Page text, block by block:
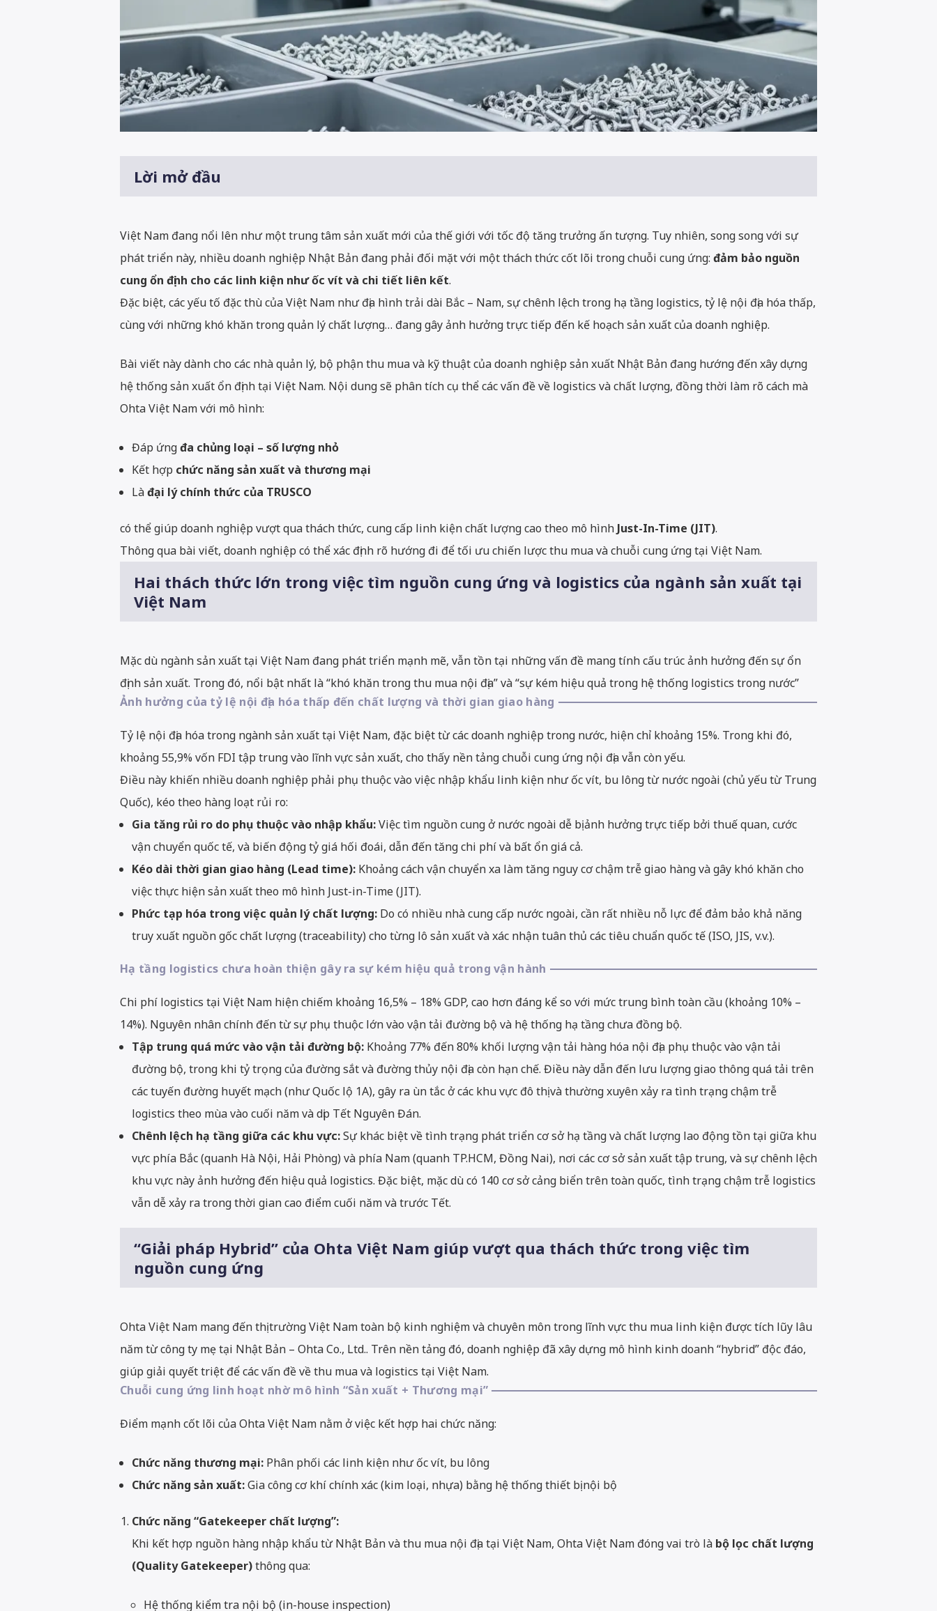
Lời mở đầu
Việt Nam đang nổi lên như một trung tâm sản xuất mới của thế giới với tốc độ tăng trưởng ấn tượng. Tuy nhiên, song song với sự
phát triển này, nhiều doanh nghiệp Nhật Bản đang phải đối mặt với một thách thức cốt lõi trong chuỗi cung ứng: đảm bảo nguồn
cung ổn định cho các linh kiện như ốc vít và chi tiết liên kết.
Đặc biệt, các yếu tố đặc thù của Việt Nam như địa hình trải dài Bắc – Nam, sự chênh lệch trong hạ tầng logistics, tỷ lệ nội địa hóa thấp,
cùng với những khó khăn trong quản lý chất lượng… đang gây ảnh hưởng trực tiếp đến kế hoạch sản xuất của doanh nghiệp.
Bài viết này dành cho các nhà quản lý, bộ phận thu mua và kỹ thuật của doanh nghiệp sản xuất Nhật Bản đang hướng đến xây dựng
hệ thống sản xuất ổn định tại Việt Nam. Nội dung sẽ phân tích cụ thể các vấn đề về logistics và chất lượng, đồng thời làm rõ cách mà
Ohta Việt Nam với mô hình:
Đáp ứngđa chủng loại – số lượng nhỏ
Kết hợp chức năng sản xuất và thương mại
Làđại lý chính thức của TRUSCO
có thể giúp doanh nghiệp vượt qua thách thức, cung cấp linh kiện chất lượng cao theo mô hình Just-In-Time (JIT).
Thông qua bài viết, doanh nghiệp có thể xác định rõ hướng đi để tối ưu chiến lược thu mua và chuỗi cung ứng tại Việt Nam.
Hai thách thức lớn trong việc tìm nguồn cung ứng và logistics của ngành sản xuất tại
Việt Nam
Mặc dù ngành sản xuất tại Việt Nam đang phát triển mạnh mẽ, vẫn tồn tại những vấn đề mang tính cấu trúc ảnh hưởng đến sự ổn
định sản xuất. Trong đó, nổi bật nhất là “khó khăn trong thu mua nội địa” và “sự kém hiệu quả trong hệ thống logistics trong nước”
Ảnh hưởng của tỷ lệ nội địa hóa thấp đến chất lượng và thời gian giao hàng
Tỷ lệ nội địa hóa trong ngành sản xuất tại Việt Nam, đặc biệt từ các doanh nghiệp trong nước, hiện chỉ khoảng 15%. Trong khi đó,
khoảng 55,9% vốn FDI tập trung vào lĩnh vực sản xuất, cho thấy nền tảng chuỗi cung ứng nội địa vẫn còn yếu.
Điều này khiến nhiều doanh nghiệp phải phụ thuộc vào việc nhập khẩu linh kiện như ốc vít, bu lông từ nước ngoài (chủ yếu từ Trung
Quốc), kéo theo hàng loạt rủi ro:
Gia tăng rủi ro do phụ thuộc vào nhập khẩu:Việc tìm nguồn cung ở nước ngoài dễ bị ảnh hưởng trực tiếp bởi thuế quan, cước
vận chuyển quốc tế, và biến động tỷ giá hối đoái, dẫn đến tăng chi phí và bất ổn giá cả.
Kéo dài thời gian giao hàng (Lead time): Khoảng cách vận chuyển xa làm tăng nguy cơ chậm trễ giao hàng và gây khó khăn cho
việc thực hiện sản xuất theo mô hình Just-in-Time (JIT).
Phức tạp hóa trong việc quản lý chất lượng: Do có nhiều nhà cung cấp nước ngoài, cần rất nhiều nỗ lực để đảm bảo khả năng
truy xuất nguồn gốc chất lượng (traceability) cho từng lô sản xuất và xác nhận tuân thủ các tiêu chuẩn quốc tế (ISO, JIS, v.v.).
Hạ tầng logistics chưa hoàn thiện gây ra sự kém hiệu quả trong vận hành
Chi phí logistics tại Việt Nam hiện chiếm khoảng 16,5% – 18% GDP, cao hơn đáng kể so với mức trung bình toàn cầu (khoảng 10% –
14%). Nguyên nhân chính đến từ sự phụ thuộc lớn vào vận tải đường bộ và hệ thống hạ tầng chưa đồng bộ.
Tập trung quá mức vào vận tải đường bộ: Khoảng 77% đến 80% khối lượng vận tải hàng hóa nội địa phụ thuộc vào vận tải
đường bộ, trong khi tỷ trọng của đường sắt và đường thủy nội địa còn hạn chế. Điều này dẫn đến lưu lượng giao thông quá tải trên
các tuyến đường huyết mạch (như Quốc lộ 1A), gây ra ùn tắc ở các khu vực đô thị và thường xuyên xảy ra tình trạng chậm trễ
logistics theo mùa vào cuối năm và dịp Tết Nguyên Đán.
Chênh lệch hạ tầng giữa các khu vực:Sự khác biệt về tình trạng phát triển cơ sở hạ tầng và chất lượng lao động tồn tại giữa khu
vực phía Bắc (quanh Hà Nội, Hải Phòng) và phía Nam (quanh TP.HCM, Đồng Nai), nơi các cơ sở sản xuất tập trung, và sự chênh lệch
khu vực này ảnh hưởng đến hiệu quả logistics. Đặc biệt, mặc dù có 140 cơ sở cảng biển trên toàn quốc, tình trạng chậm trễ logistics
vẫn dễ xảy ra trong thời gian cao điểm cuối năm và trước Tết.
“Giải pháp Hybrid” của Ohta Việt Nam giúp vượt qua thách thức trong việc tìm
nguồn cung ứng
Ohta Việt Nam mang đến thị trường Việt Nam toàn bộ kinh nghiệm và chuyên môn trong lĩnh vực thu mua linh kiện được tích lũy lâu
năm từ công ty mẹ tại Nhật Bản – Ohta Co., Ltd.. Trên nền tảng đó, doanh nghiệp đã xây dựng mô hình kinh doanh “hybrid” độc đáo,
giúp giải quyết triệt để các vấn đề về thu mua và logistics tại Việt Nam.
Chuỗi cung ứng linh hoạt nhờ mô hình “Sản xuất + Thương mại”
Điểm mạnh cốt lõi của Ohta Việt Nam nằm ở việc kết hợp hai chức năng:
Chức năng thương mại: Phân phối các linh kiện như ốc vít, bu lông
Chức năng sản xuất:Gia công cơ khí chính xác (kim loại, nhựa) bằng hệ thống thiết bị nội bộ
Chức năng “Gatekeeper chất lượng”:
Khi kết hợp nguồn hàng nhập khẩu từ Nhật Bản và thu mua nội địa tại Việt Nam, Ohta Việt Nam đóng vai trò là bộ lọc chất lượng
(Quality Gatekeeper)thông qua:
Hệ thống kiểm tra nội bộ (in-house inspection)